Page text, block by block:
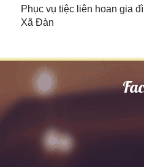
Phục vụ tiệc liên hoan gia
Xã Đàn